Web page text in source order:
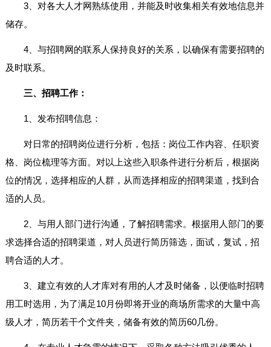
3、对各大人才网熟练使用，并能及时收集相关有效地信息并
储存。
4、与招聘网的联系人保持良好的关系，以确保有需要招聘的
及时联系。
三、招聘工作：
1、发布招聘信息：
对日常的招聘岗位进行分析，包括：岗位工作内容、任职资
格、岗位梳理等方面。对以上这些入职条件进行分析后，根据岗
位的情况，选择相应的人群，从而选择相应的招聘渠道，找到合
适的人员。
2、与用人部门进行沟通，了解招聘需求。根据用人部门的要
求选择合适的招聘渠道，对人员进行简历筛选，面试，复试，招
聘合适的人才。
3、建立有效的人才库对有用的人才及时储备，以便临时招聘
用工时选用，为了满足10月份即将开业的商场所需求的大量中高
级人才，简历若干个文件夹，储备有效的简历60几份。